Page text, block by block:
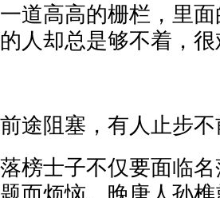
一道高高的栅栏，里
的人却总是够不着，
前途阻塞，有人止步
落榜士子不仅要面临